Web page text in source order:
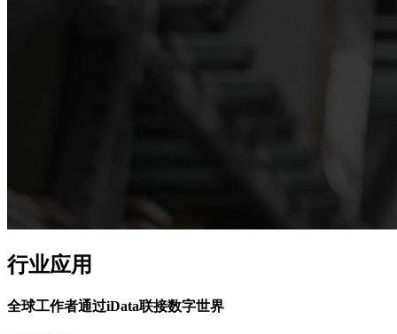
行业应用
全球工作者通过iData联接数字世界